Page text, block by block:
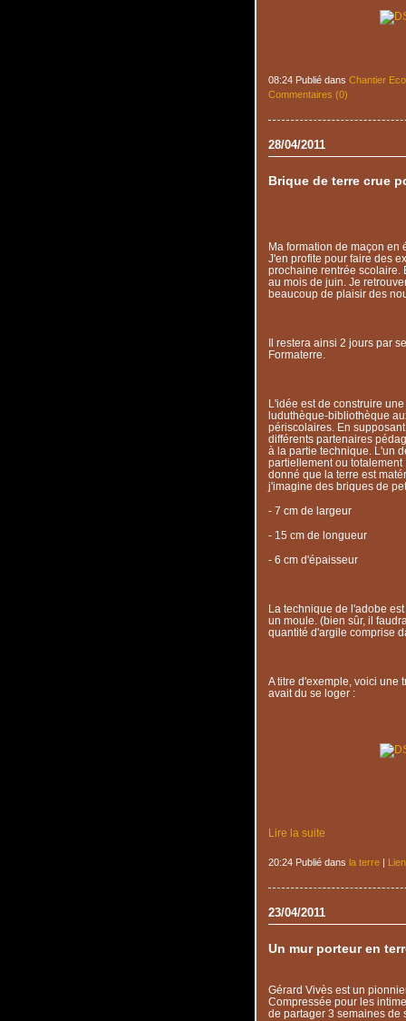
08:24 Publié dans Chantier
Commentaires (0)
28/04/2011
Brique de terre crue
Ma formation de maçon en
J'en profite pour faire des
prochaine rentrée scolaire.
au mois de juin. Je
beaucoup de plaisir des
Il restera ainsi 2 jours par
Formaterre.
L'idée est de construire
luduthèque-bibliothèque
périscolaires. En
différents partenaires
à la partie technique. L'un
partiellement ou
donné que la terre est
j'imagine des briques de
- 7 cm de largeur
- 15 cm de longueur
- 6 cm d'épaisseur
La technique de l'adobe
un moule. (bien sûr, il
quantité d'argile comprise
A titre d'exemple, voici une
avait du se loger :
Lire la suite
20:24 Publié dans la terre|
23/04/2011
Un mur porteur en
Gérard Vivès est un
Compressée pour les
de partager 3 semaines de